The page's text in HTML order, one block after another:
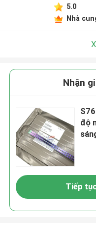
5.0
Nhà
Nhận
độ
Tiếp